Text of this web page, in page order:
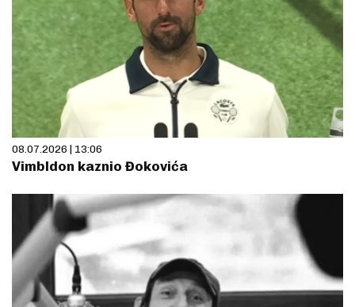
08.07.2026 | 13:06
Vimbldon kaznio Đokovića